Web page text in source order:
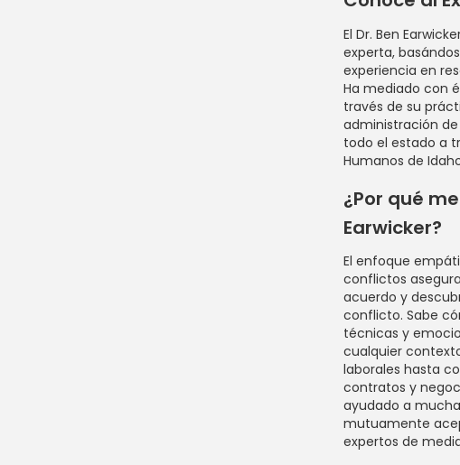
El Dr. Ben
experta,
experiencia en
Ha mediado con
través de su
administración
todo el estado a
Humanos de
¿Por qué
Earwicker?
El enfoque
conflictos
acuerdo y
conflicto. Sabe
técnicas y
cualquier
laborales hasta
contratos y
ayudado a
mutuamente
expertos de